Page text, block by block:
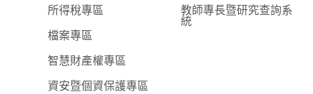
所得稅專區
檔案專區
智慧財產權專區
資安暨個資保護專區
教師專長暨研究查詢系
統